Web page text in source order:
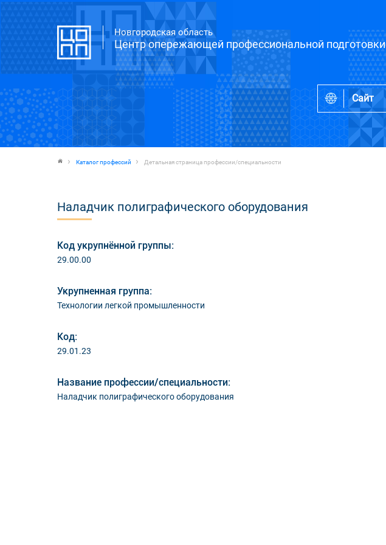
Новгородская область
Центр опережающей профессиональной подготовки
Сайт
Каталог профессий Детальная страница профессии/специальности
Наладчик полиграфического оборудования
Код укрупнённой группы:
29.00.00
Укрупненная группа:
Технологии легкой промышленности
Код:
29.01.23
Название профессии/специальности:
Наладчик полиграфического оборудования